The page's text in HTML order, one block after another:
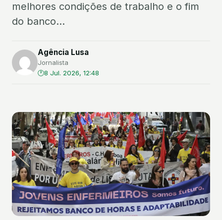
melhores condições de trabalho e o fim
do banco...
Agência Lusa
Jornalista
8 Jul. 2026, 12:48